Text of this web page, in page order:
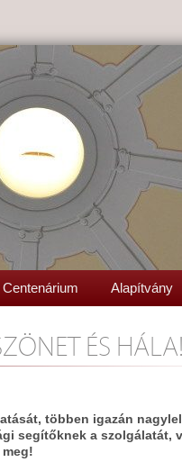
Centenárium Alapítvány
ÉS HÁLA!
többen igazán
segítőknek a szolgálatát,